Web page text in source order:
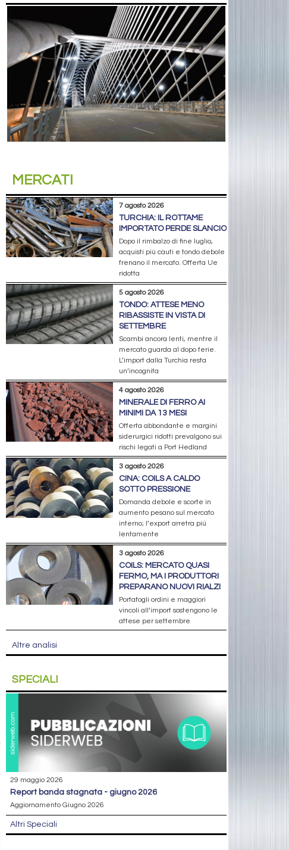
MERCATI
7 agosto 2026
TURCHIA: IL ROTTAME
IMPORTATO PERDE SLANCIO
Dopo il rimbalzo di fine luglio,
acquisti più cauti e tondo debole
frenano il mercato. Offerta Ue
ridotta
5 agosto 2026
TONDO: ATTESE MENO
RIBASSISTE IN VISTA DI
SETTEMBRE
Scambi ancora lenti, mentre il
mercato guarda al dopo ferie.
L’import dalla Turchia resta
un’incognita
4 agosto 2026
MINERALE DI FERRO AI
MINIMI DA 13 MESI
Offerta abbondante e margini
siderurgici ridotti prevalgono sui
rischi legati a Port Hedland
3 agosto 2026
CINA: COILS A CALDO
SOTTO PRESSIONE
Domanda debole e scorte in
aumento pesano sul mercato
interno; l’export arretra più
lentamente
3 agosto 2026
COILS: MERCATO QUASI
FERMO, MA I PRODUTTORI
PREPARANO NUOVI RIALZI
Portafogli ordini e maggiori
vincoli all’import sostengono le
attese per settembre
Altre analisi
SPECIALI
29 maggio 2026
report banda stagnata - giugno 2026
Aggiornamento Giugno 2026
Altri Speciali